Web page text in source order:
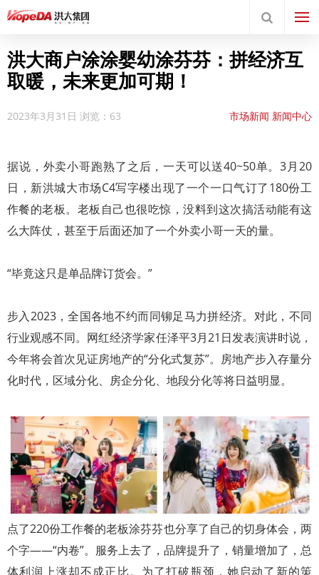
洪大商户涂涂婴幼涂芬芬：拼经济互
取暖，未来更加可期！
2023年3月31日 浏览：63 市场新闻 新闻中心
据说，外卖小哥跑熟了之后，一天可以送40~50单。3月20
日，新洪城大市场C4写字楼出现了一个一口气订了180份工
作餐的老板。老板自己也很吃惊，没料到这次搞活动能有这
么大阵仗，甚至于后面还加了一个外卖小哥一天的量。
“毕竟这只是单品牌订货会。”
步入2023，全国各地不约而同铆足马力拼经济。对此，不同
行业观感不同。网红经济学家任泽平3月21日发表演讲时说，
今年将会首次见证房地产的“分化式复苏”。房地产步入存量分
化时代，区域分化、房企分化、地段分化等将日益明显。
点了220份工作餐的老板涂芬芬也分享了自己的切身体会，两
个字——“内卷”。服务上去了，品牌提升了，销量增加了，总
体利润上涨却不成正比。为了打破瓶颈，她启动了新的策